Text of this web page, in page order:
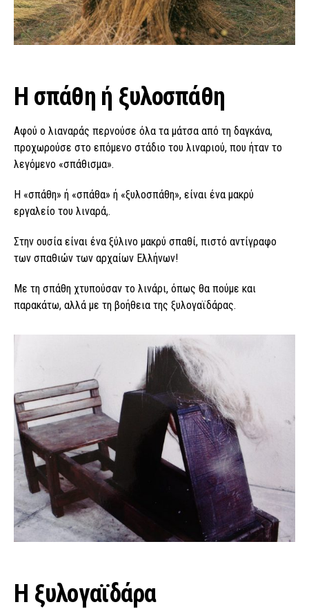
Η σπάθη ή ξυλοσπάθη
Αφού ο λιαναράς περνούσε όλα τα μάτσα από τη δαγκάνα,
προχωρούσε στο επόμενο στάδιο του λιναριού, που ήταν το
λεγόμενο «σπάθισμα».
Η «σπάθη» ή «σπάθα» ή «ξυλοσπάθη», είναι ένα μακρύ
εργαλείο του λιναρά,.
Στην ουσία είναι ένα ξύλινο μακρύ σπαθί, πιστό αντίγραφο
των σπαθιών των αρχαίων Ελλήνων!
Με τη σπάθη χτυπούσαν το λινάρι, όπως θα πούμε και
παρακάτω, αλλά με τη βοήθεια της ξυλογαϊδάρας.
Η ξυλογαϊδάρα